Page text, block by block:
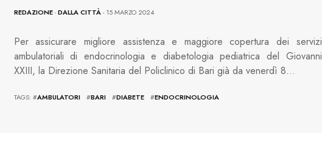
REDAZIONE-DALLA CITTÀ- 15 MARZO 2024
Per assicurare migliore assistenza e maggiore copertura dei servizi
ambulatoriali di endocrinologia e diabetologia pediatrica del Giovanni
XXIII, la Direzione Sanitaria del Policlinico di Bari già da venerdì 8…
TAGS: #AMBULATORI #BARI #DIABETE #ENDOCRINOLOGIA